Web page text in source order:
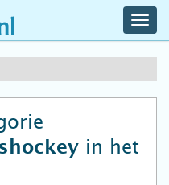
in het